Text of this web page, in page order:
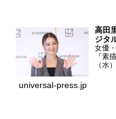
高田
ジタ
女優
『素
（水
あな
universal-press.jp